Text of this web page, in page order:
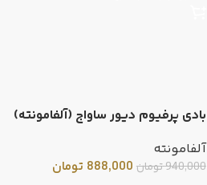
بادی پرفیوم دیور ساواج (آلفامونته)
آلفامونته
940,000تومان 888,000 تومان